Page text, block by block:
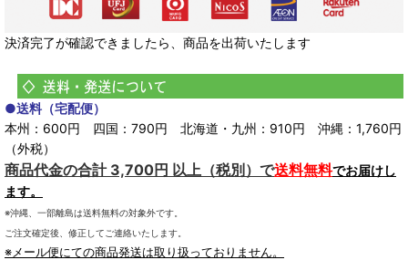
決済完了が確認できましたら、商品を出荷いたします
●送料（宅配便）
本州：600円 四国：790円 北海道・九州：910円 沖縄：1,760円
（外税）
商品代金の合計 3,700円 以上（税別）で送料無料でお届けし
ます。
※沖縄、一部離島は送料無料の対象外です。
ご注文確定後、修正してご連絡いたします。
※メール便にての商品発送は取り扱っておりません。